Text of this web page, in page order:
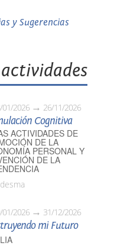
y Sugerencias
01/2026 26/11/2026
Cognitiva
ACTIVIDADES DE
DE LA
PERSONAL Y
DE LA
01/2026 31/12/2026
mi Futuro